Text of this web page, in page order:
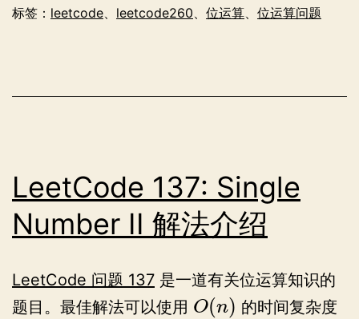
III
介
标签： leetcode leetcode260 位运算 位运算问题
LeetCode 137: Single
Number II 解法介绍
LeetCode 问题 137 是一道有关位运算知识的
题目。最佳解法可以使用 O(n) 的时间复杂度